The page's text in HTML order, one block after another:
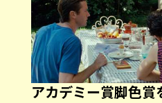
アカデミー賞脚色